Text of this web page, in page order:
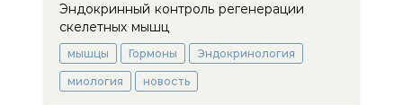
Эндокринный контроль регенерации
скелетных мышц
мышцы Гормоны Эндокринология
миология новость